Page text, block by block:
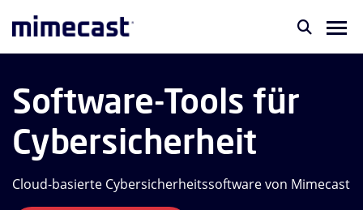
Software-Tools für
Cybersicherheit
Cloud-basierte Cybersicherheitssoftware von Mimecast